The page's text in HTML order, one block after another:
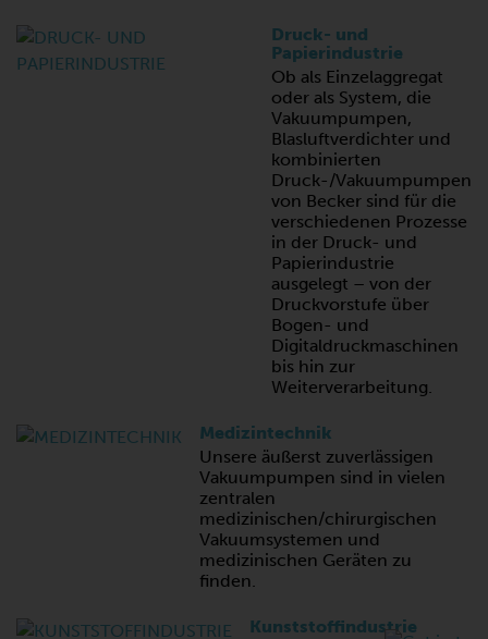
Druck- und
Papierindustrie
Ob als Einzelaggregat
oder als System, die
Vakuumpumpen,
Blasluftverdichter und
kombinierten
Druck-/Vakuumpumpen
von Becker sind für die
verschiedenen Prozesse
in der Druck- und
Papierindustrie
ausgelegt – von der
Druckvorstufe über
Bogen- und
Digitaldruckmaschinen
bis hin zur
Weiterverarbeitung.
Medizintechnik
Unsere äußerst zuverlässigen
Vakuumpumpen sind in vielen
zentralen
medizinischen/chirurgischen
Vakuumsystemen und
medizinischen Geräten zu
finden.
Kunststoffindustrie